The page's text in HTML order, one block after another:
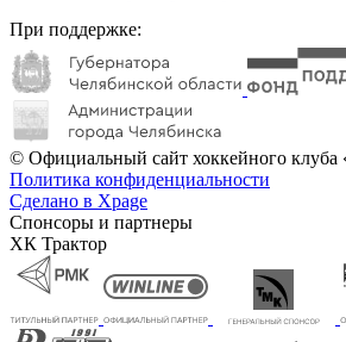
При поддержке:
© Официальный сайт хоккейного клуба
Политика конфиденциальности
Сделано в Xpage
Спонсоры и партнеры
ХК Трактор